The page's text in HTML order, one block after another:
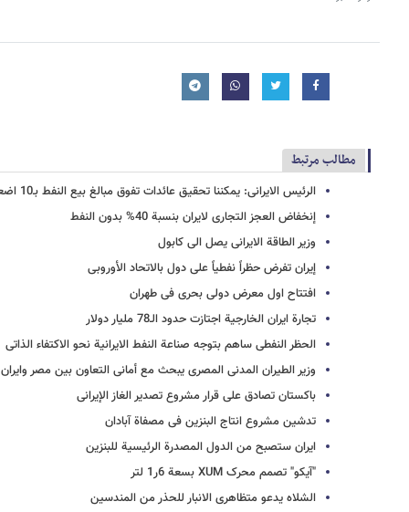
مطالب مرتبط
الرئیس الایرانی: یمکننا تحقیق عائدات تفوق مبالغ بیع النفط بـ10 اضعاف
إنخفاض العجز التجاری لایران بنسبة 40% بدون النفط
وزیر الطاقة الایرانی یصل الی کابول
إیران تفرض حظراً نفطیاً علی دول بالاتحاد الأوروبی
افتتاح اول معرض دولی بحری فی طهران
تجارة ایران الخارجیة اجتازت حدود الـ78 ملیار دولار
الحظر النفطی ساهم بتوجه صناعة النفط الایرانیة نحو الاکتفاء الذاتی
وزیر الطیران المدنی المصری یبحث مع أمانی التعاون بین مصر وایران
باکستان تصادق علی قرار مشروع تصدیر الغاز الإیرانی
تدشین مشروع انتاج البنزین فی مصفاة آبادان
ایران ستصبح من الدول المصدرة الرئیسیة للبنزین
"آیکو" تصمم محرک XUM بسعة 6ر1 لتر
الشلاه یدعو متظاهری الانبار للحذر من المندسین